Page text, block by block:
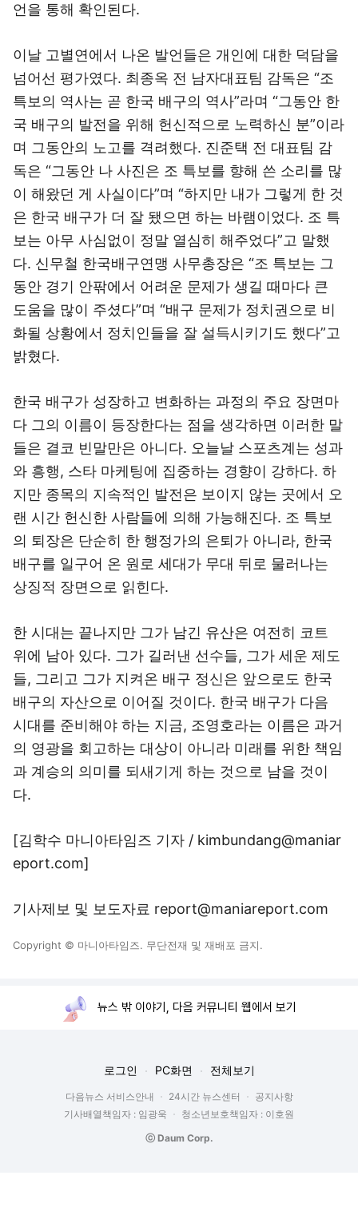
언을 통해 확인된다.
이날 고별연에서 나온 발언들은 개인에 대한 덕담을
넘어선 평가였다. 최종옥 전 남자대표팀 감독은 “조
특보의 역사는 곧 한국 배구의 역사”라며 “그동안 한
국 배구의 발전을 위해 헌신적으로 노력하신 분”이라
며 그동안의 노고를 격려했다. 진준택 전 대표팀 감
독은 “그동안 나 사진은 조 특보를 향해 쓴 소리를 많
이 해왔던 게 사실이다”며 “하지만 내가 그렇게 한 것
은 한국 배구가 더 잘 됐으면 하는 바램이었다. 조 특
보는 아무 사심없이 정말 열심히 해주었다”고 말했
다. 신무철 한국배구연맹 사무총장은 “조 특보는 그
동안 경기 안팎에서 어려운 문제가 생길 때마다 큰
도움을 많이 주셨다”며 “배구 문제가 정치권으로 비
화될 상황에서 정치인들을 잘 설득시키기도 했다”고
밝혔다.
한국 배구가 성장하고 변화하는 과정의 주요 장면마
다 그의 이름이 등장한다는 점을 생각하면 이러한 말
들은 결코 빈말만은 아니다. 오늘날 스포츠계는 성과
와 흥행, 스타 마케팅에 집중하는 경향이 강하다. 하
지만 종목의 지속적인 발전은 보이지 않는 곳에서 오
랜 시간 헌신한 사람들에 의해 가능해진다. 조 특보
의 퇴장은 단순히 한 행정가의 은퇴가 아니라, 한국
배구를 일구어 온 원로 세대가 무대 뒤로 물러나는
상징적 장면으로 읽힌다.
한 시대는 끝나지만 그가 남긴 유산은 여전히 코트
위에 남아 있다. 그가 길러낸 선수들, 그가 세운 제도
들, 그리고 그가 지켜온 배구 정신은 앞으로도 한국
배구의 자산으로 이어질 것이다. 한국 배구가 다음
시대를 준비해야 하는 지금, 조영호라는 이름은 과거
의 영광을 회고하는 대상이 아니라 미래를 위한 책임
과 계승의 의미를 되새기게 하는 것으로 남을 것이
다.
[김학수 마니아타임즈 기자 / kimbundang@maniar
eport.com]
기사제보 및 보도자료 report@maniareport.com
Copyright © 마니아타임즈. 무단전재 및 재배포 금지.
뉴스 밖 이야기, 다음 커뮤니티 웹에서 보기
로그인 PC화면 전체보기
다음뉴스 서비스안내 24시간 뉴스센터
공지사항
기사배열책임자 : 임광욱
청소년보호책임자 : 이호원
ⓒ Daum Corp.